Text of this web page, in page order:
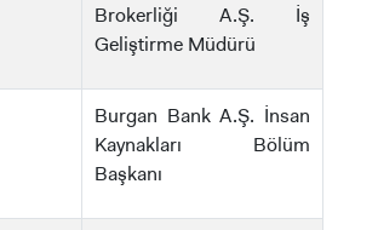
Brokerliği A.Ş. İş
Geliştirme Müdürü
Burgan Bank A.Ş. İnsan
Kaynakları Bölüm
Başkanı